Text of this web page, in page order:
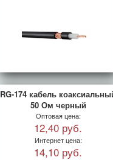
RG-174 кабель
50 Ом черный
Оптовая цена:
12,40 руб.
Интернет цена:
14,10 руб.